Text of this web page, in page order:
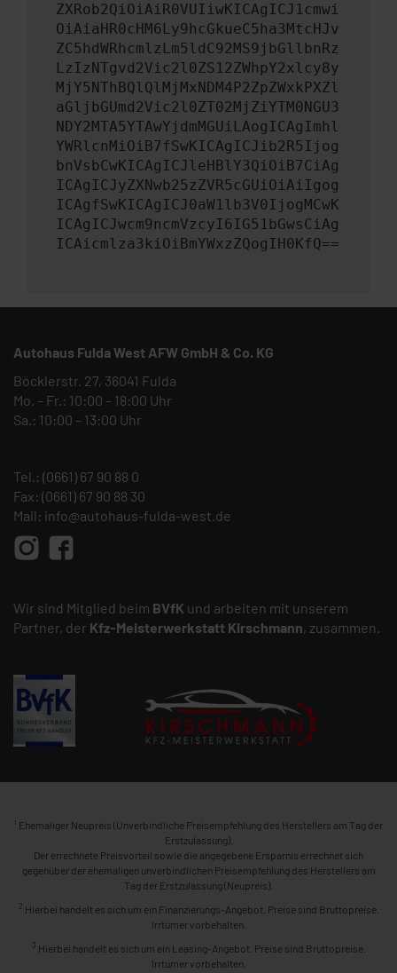
ZXRob2QiOiAiR0VUIiwKICAgICJ1cmwi
OiAiaHR0cHM6Ly9hcGkueC5ha3MtcHJv
ZC5hdWRhcmlzLm5ldC92MS9jbGllbnRz
LzIzNTgvd2Vic2l0ZS12ZWhpY2xlcy8y
MjY5NThBQlQlMjMxNDM4P2ZpZWxkPXZl
aGljbGUmd2Vic2l0ZT02MjZiYTM0NGU3
NDY2MTA5YTAwYjdmMGUiLAogICAgImhl
YWRlcnMiOiB7fSwKICAgICJib2R5Ijog
bnVsbCwKICAgICJleHBlY3QiOiB7CiAg
ICAgICJyZXNwb25zZVR5cGUiOiAiIgog
ICAgfSwKICAgICJ0aW1lb3V0IjogMCwK
ICAgICJwcm9ncmVzcyI6IG51bGwsCiAg
ICAicmlza3kiOiBmYWxzZQogIH0KfQ==
Autohaus Fulda West AFW GmbH & Co. KG
Böcklerstr. 27, 36041 Fulda
Mo. – Fr.: 10:00 – 18:00 Uhr
Sa.: 10:00 – 13:00 Uhr
Tel.: (0661) 67 90 88 0
Fax: (0661) 67 90 88 30
Mail: info@autohaus-fulda-west.de
Wir sind Mitglied beim BVfK und arbeiten mit unserem
Partner, der Kfz-Meisterwerkstatt Kirschmann, zusammen.
1 Ehemaliger Neupreis (Unverbindliche Preisempfehlung des Herstellers am Tag der
Erstzulassung).
Der errechnete Preisvorteil sowie die angegebene Ersparnis errechnet sich
gegenüber der ehemaligen unverbindlichen Preisempfehlung des Herstellers am
Tag der Erstzulassung (Neupreis).
2 Hierbei handelt es sich um ein Finanzierungs-Angebot. Preise sind Bruttopreise.
Irrtümer vorbehalten.
3 Hierbei handelt es sich um ein Leasing-Angebot. Preise sind Bruttopreise.
Irrtümer vorbehalten.